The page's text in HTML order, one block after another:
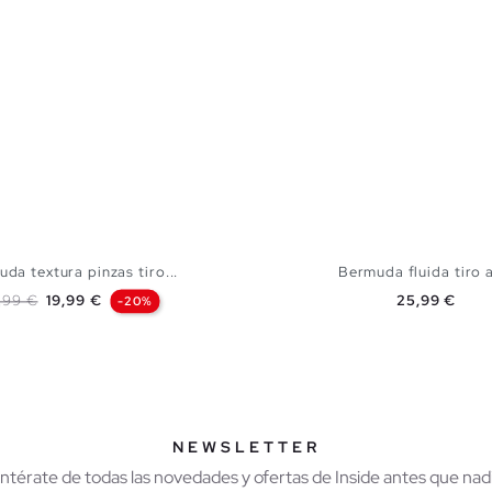
textura pinzas tiro...
base
€ Precio
19,99 € -20%
Bermuda fluida tiro
Precio
25,99 €
NEWSLETTER
de todas las novedades y ofertas de Inside antes que